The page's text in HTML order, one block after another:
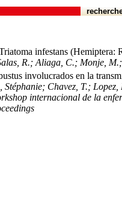
infestans
R.; Aliaga, C.; Monje,
involucrados en la
Chavez, T.;
internacional de la